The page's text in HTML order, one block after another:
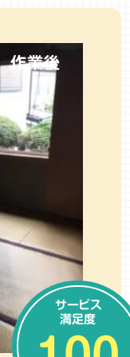
作業後
サービス
満足度